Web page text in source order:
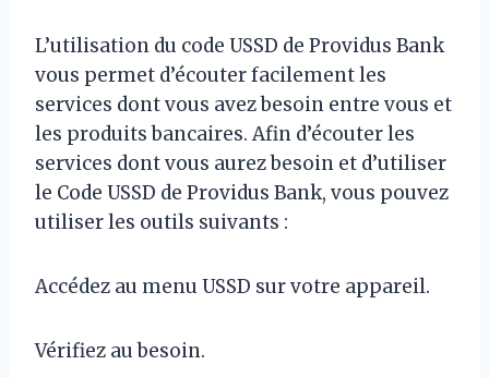
L’utilisation du code USSD de Providus Bank
vous permet d’écouter facilement les
services dont vous avez besoin entre vous et
les produits bancaires. Afin d’écouter les
services dont vous aurez besoin et d’utiliser
le Code USSD de Providus Bank, vous pouvez
utiliser les outils suivants :
Accédez au menu USSD sur votre appareil.
Vérifiez au besoin.